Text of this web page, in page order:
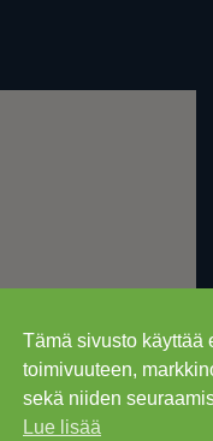
Tämä sivusto käyttää
toimivuuteen,
sekä niiden
Lue lisää